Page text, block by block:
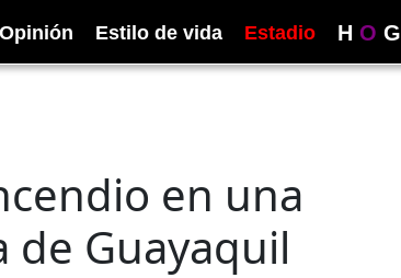
Opinión Estilo de vida Estadio H O G
en una
de Guayaquil